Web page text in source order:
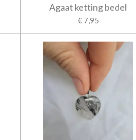
Agaat ketting bedel
€ 7,95